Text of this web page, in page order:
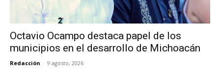
Octavio Ocampo destaca papel de los
municipios en el desarrollo de Michoacán
Redacción - 9 agosto, 2026